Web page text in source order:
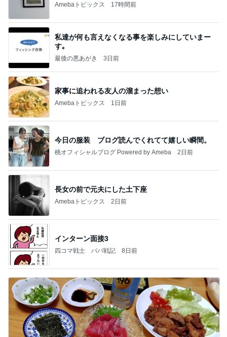
Amebaトピックス 17時間前
私達が何も言えなくなる事を楽しみにしていまー
す｡
最後の悪あがき 3日前
家事に追われる友人の溜まった想い
Amebaトピックス 1日前
今日の服装 ブログ読んでくれてて嬉しい瞬間。
桃オフィシャルブログ Powered by Ameba 2日前
長女の前で元夫にした土下座
Amebaトピックス 2日前
インターン面接3
四コマ戦士 パパ戦記 8日前